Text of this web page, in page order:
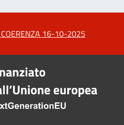
COERENZA 16-10-2025